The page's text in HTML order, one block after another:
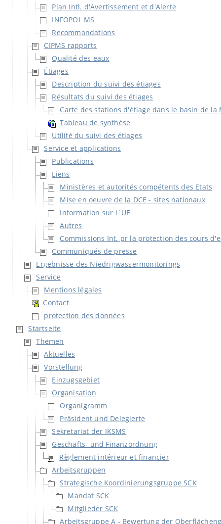
Plan Intl. d'Avertissement et d'Alerte
INFOPOL MS
Recommandations
CIPMS rapports
Qualité des eaux
Étiages
Description du suivi des étiages
Résultats du suivi des étiages
Carte des stations d'étiage dans le basin de la
Tableau de synthèse
Utilité du suivi des étiages
Service et applications
Publications
Liens
Ministères et autorités compétents des Etats
Mise en oeuvre de la DCE - sites nationaux
Information sur l`UE
Autres
Commissions Int. pr la protection des cours
Communiqués de presse
Ergebnisse des Niedrigwassermonitorings
Service
Mentions légales
Contact
protection des données
Startseite
Themen
Aktuelles
Vorstellung
Einzugsgebiet
Organisation
Organigramm
Präsident und Delegierte
Sekretariat der IKSMS
Geschäfts- und Finanzordnung
Règlement intérieur et financier
Arbeitsgruppen
Strategische Koordinierungsgruppe SCK
Mandat SCK
Mitglieder SCK
Arbeitsgruppe A - Bewertung der